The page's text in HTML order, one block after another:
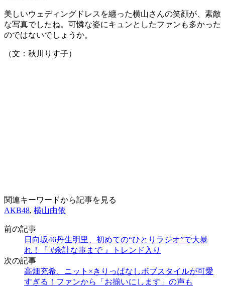
美しいウェディングドレスを纏った横山さんの笑顔が、素敵
な写真でしたね。可憐な姿にキュンとしたファンも多かった
のではないでしょうか。
（文：秋川りす子）
関連キーワードから記事を見る
AKB48, 横山由依
前の記事
日向坂46丹生明里、初めての“ひとりラジオ”で大暴
れ！『 #余計な事まで 』トレンド入り
次の記事
高畑充希、ニット×きりっぱなしボブスタイルが可愛
すぎる！ファンから「お揃いにします」の声も